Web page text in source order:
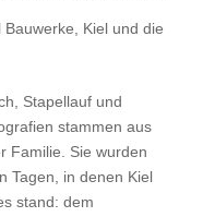
Bauwerke
Kiel und die
Stapellauf und
stammen aus
Familie. Sie wurden
Tagen, in denen Kiel
stand: dem